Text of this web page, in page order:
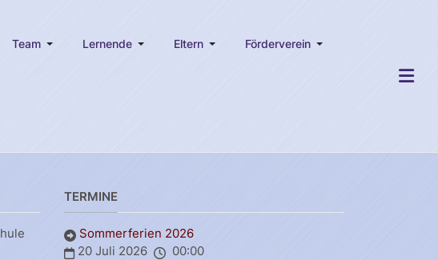
Team Lernende Eltern Förderverein
TERMINE
Sommerferien 2026
20 Juli 2026
00:00